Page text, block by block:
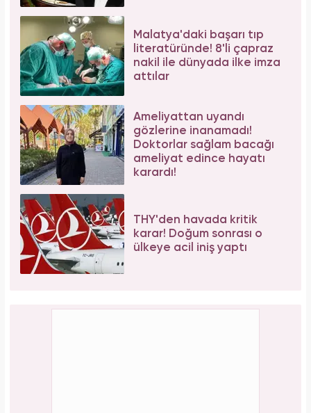
Malatya'daki başarı tıp
literatüründe! 8'li çapraz
nakil ile dünyada ilke imza
attılar
Ameliyattan uyandı
gözlerine inanamadı!
Doktorlar sağlam bacağı
ameliyat edince hayatı
karardı!
THY'den havada kritik
karar! Doğum sonrası o
ülkeye acil iniş yaptı